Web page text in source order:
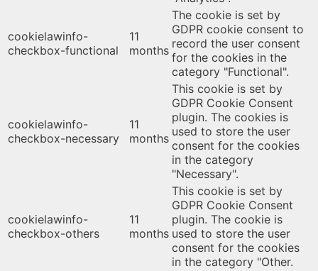
cookielawinfo-
checkbox-functional
11
months
The cookie is set by
GDPR cookie consent to
record the user consent
for the cookies in the
category "Functional".
cookielawinfo-
checkbox-necessary
11
months
This cookie is set by
GDPR Cookie Consent
plugin. The cookies is
used to store the user
consent for the cookies
in the category
"Necessary".
cookielawinfo-
checkbox-others
11
months
This cookie is set by
GDPR Cookie Consent
plugin. The cookie is
used to store the user
consent for the cookies
in the category "Other.